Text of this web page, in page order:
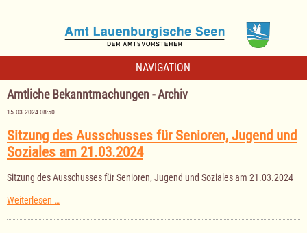
NAVIGATION
Amtliche Bekanntmachungen - Archiv
15.03.2024 08:50
Sitzung des Ausschusses für Senioren, Jugend und
Soziales am 21.03.2024
Sitzung des Ausschusses für Senioren, Jugend und Soziales am 21.03.2024
Weiterlesen …Sitzung
Ausschusses